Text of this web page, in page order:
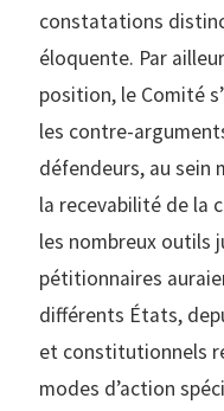
constatations
éloquente. Par
position, le Comité
les contre-
défendeurs, au sein
la recevabilité de la
les nombreux outils
pétitionnaires
différents États,
et constitutionnels
modes d’action